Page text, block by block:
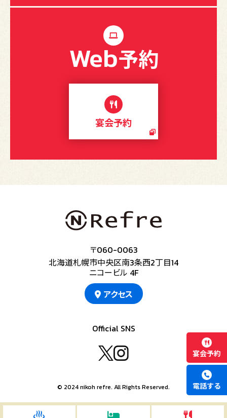
宴会予約
電話する
Web予約
宴会予約
〒060-0063
北海道札幌市中央区南3条西2丁目14
ニコービル 4F
アクセス
Official SNS
© 2024 nikoh refre. All Rights Reserved.